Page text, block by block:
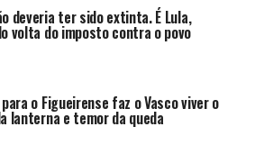
deveria ter sido extinta. É Lula,
volta do imposto contra o povo
o Figueirense faz o Vasco viver o
lanterna e temor da queda